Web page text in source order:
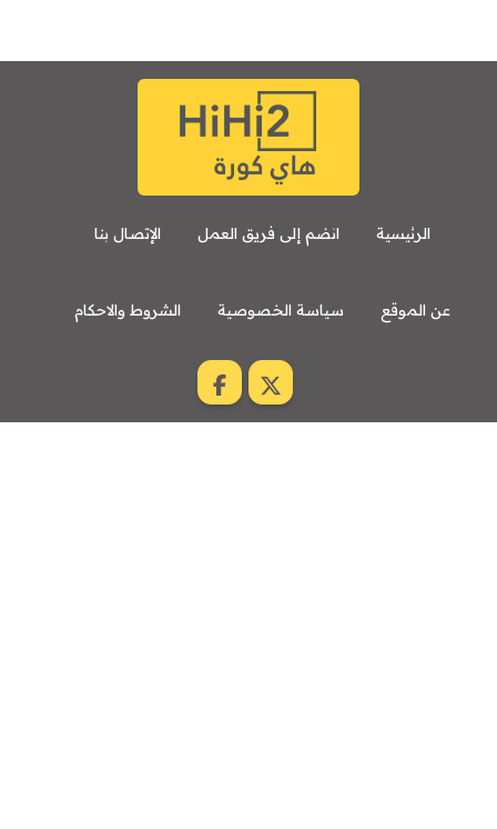
الرئيسية انضم إلى فريق العمل الإتصال بنا
عن الموقع سياسة الخصوصية الشروط والاحكام